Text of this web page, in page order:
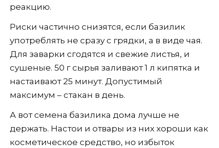
реакцию.
Риски частично снизятся, если базилик
употреблять не сразу с грядки, а в виде чая.
Для заварки сгодятся и свежие листья, и
сушеные. 50 г сырья заливают 1 л кипятка и
настаивают 25 минут. Допустимый
максимум – стакан в день.
А вот семена базилика дома лучше не
держать. Настои и отвары из них хороши как
косметическое средство, но избыток